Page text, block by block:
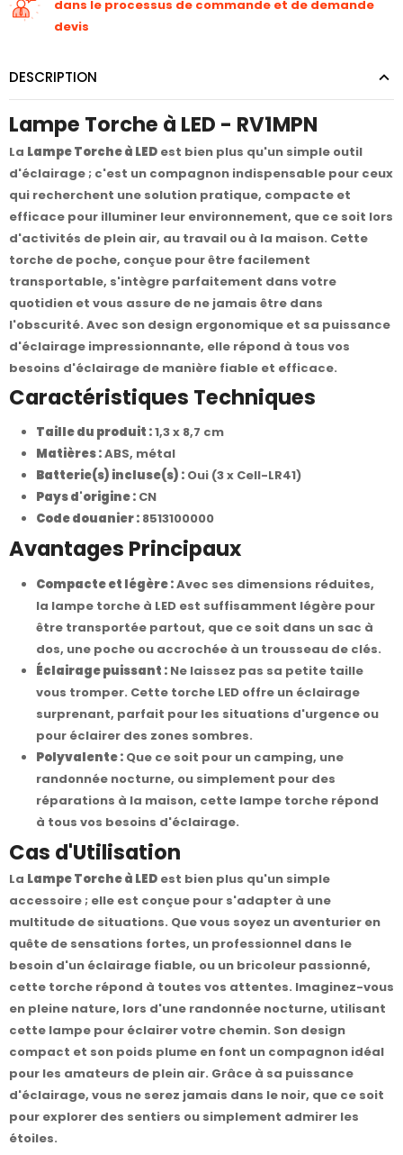
dans le processus de commande et de demande
devis
DESCRIPTION
Lampe Torche à LED - RV1MPN
La Lampe Torche à LED est bien plus qu'un simple outil
d'éclairage ; c'est un compagnon indispensable pour ceux
qui recherchent une solution pratique, compacte et
efficace pour illuminer leur environnement, que ce soit lors
d'activités de plein air, au travail ou à la maison. Cette
torche de poche, conçue pour être facilement
transportable, s'intègre parfaitement dans votre
quotidien et vous assure de ne jamais être dans
l'obscurité. Avec son design ergonomique et sa puissance
d'éclairage impressionnante, elle répond à tous vos
besoins d'éclairage de manière fiable et efficace.
Caractéristiques Techniques
Taille du produit :1,3 x 8,7 cm
Matières :ABS, métal
Batterie(s) incluse(s) : Oui (3 x Cell-LR41)
Pays d'origine : CN
Code douanier : 8513100000
Avantages Principaux
Compacte et légère :Avec ses dimensions réduites,
la lampe torche à LED est suffisamment légère pour
être transportée partout, que ce soit dans un sac à
dos, une poche ou accrochée à un trousseau de clés.
Éclairage puissant : Ne laissez pas sa petite taille
vous tromper. Cette torche LED offre un éclairage
surprenant, parfait pour les situations d'urgence ou
pour éclairer des zones sombres.
Polyvalente : Que ce soit pour un camping, une
randonnée nocturne, ou simplement pour des
réparations à la maison, cette lampe torche répond
à tous vos besoins d'éclairage.
Cas d'Utilisation
La Lampe Torche à LED est bien plus qu'un simple
accessoire ; elle est conçue pour s'adapter à une
multitude de situations. Que vous soyez un aventurier en
quête de sensations fortes, un professionnel dans le
besoin d'un éclairage fiable, ou un bricoleur passionné,
cette torche répond à toutes vos attentes. Imaginez-vous
en pleine nature, lors d'une randonnée nocturne, utilisant
cette lampe pour éclairer votre chemin. Son design
compact et son poids plume en font un compagnon idéal
pour les amateurs de plein air. Grâce à sa puissance
d'éclairage, vous ne serez jamais dans le noir, que ce soit
pour explorer des sentiers ou simplement admirer les
étoiles.